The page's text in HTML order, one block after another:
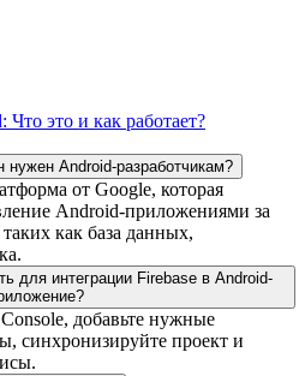
это и как работает?
нужен Android-разработчикам?
от Google, которая
Android-приложениями за
как база данных,
для интеграции Firebase в Android-
добавьте нужные
синхронизируйте проект и